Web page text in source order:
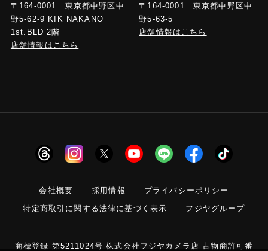
〒164-0001 東京都中野区中
野5-62-9 KIK NAKANO
1st.BLD 2階
店舗情報はこちら
〒164-0001 東京都中野区中
野5-63-5
店舗情報はこちら
会社概要 採用情報
プライバシーポリシー
特定商取引に関する法律に基づく表示
フジヤグループ
商標登録 第5211024号 株式会社フジヤカメラ店 古物商許可番